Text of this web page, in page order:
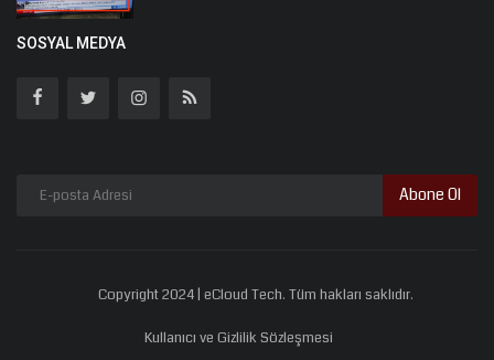
SOSYAL MEDYA
Abone Ol
Copyright 2024 | eCloud Tech. Tüm hakları saklıdır.
Kullanıcı ve Gizlilik Sözleşmesi